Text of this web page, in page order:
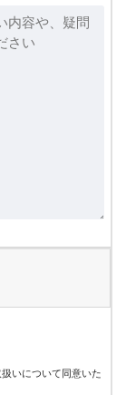
いについて同意いた